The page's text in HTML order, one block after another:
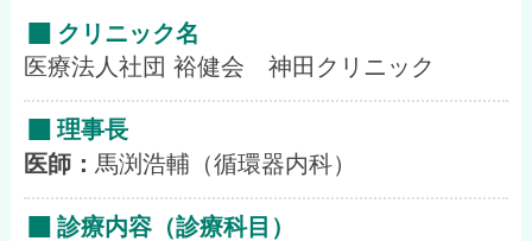
クリニック名
医療法人社団 裕健会 神田クリニック
理事長
医師： 馬渕浩輔（循環器内科）
診療内容（診療科目）